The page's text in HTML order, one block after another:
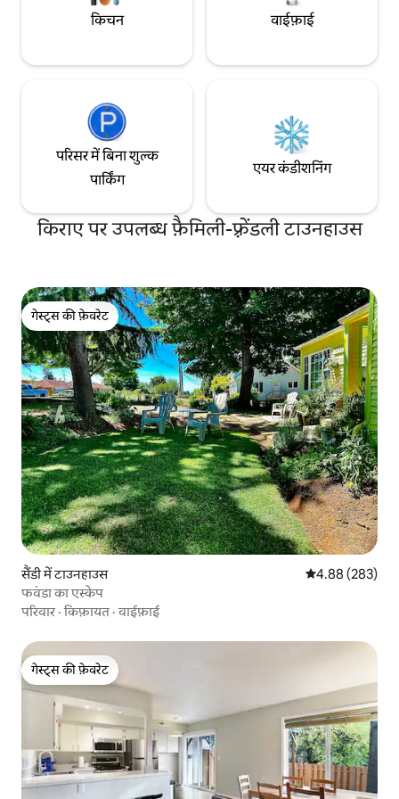
किचन वाईफ़ाई
परिसर में बिना शुल्क
पार्किंग
एयर कंडीशनिंग
किराए पर उपलब्ध फ़ैमिली-फ़्रेंडली टाउनहाउस
गेस्ट्स की फ़ेवरेट
गेस्ट्स की फ़ेवरेट
सैंडी में टाउनहाउस औसत रेटिंग 5 में से
4.88 (283)
फवंडा का एस्केप
परिवार ·किफ़ायत ·वाईफ़ाई
गेस्ट्स की फ़ेवरेट
गेस्ट्स की फ़ेवरेट